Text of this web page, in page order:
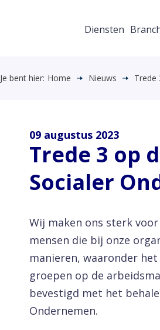
Diensten
Je bent hier: Home Nieuws Trede
09 augustus 2023
Trede 3 op
Socialer
Wij maken ons sterk
mensen die bij onze
manieren, waaronder
groepen op de
bevestigd met het
Ondernemen.